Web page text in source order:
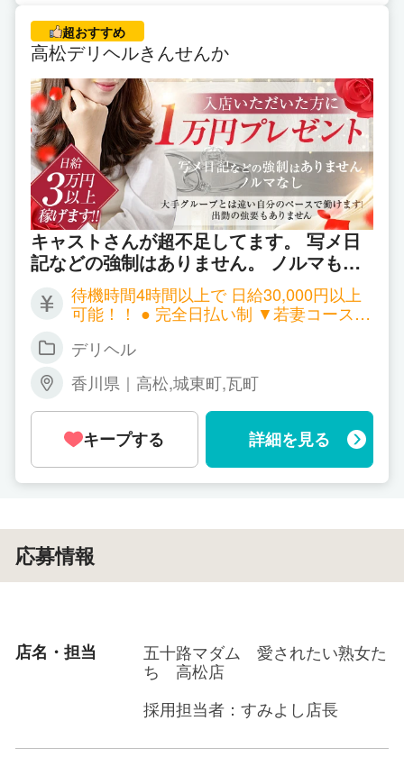
超おすすめ
高松デリヘルきんせんか
キャストさんが超不足してます。 写メ日
記などの強制はありません。 ノルマもあ
りません。 大手グループとは違い自分の
ペースで働けます。
待機時間4時間以上で 日給30,000円以上
可能！！ ● 完全日払い制 ▼若妻コース▼
分 14,000円 ▼熟妻コース▼ ・70分 6,00
▼豊妻コース▼ ・70分 5,000円 ・90分
9,000円 ・120分 11,000円 全コース共通
┗ リピ様の場合 上記金額に 本指名料1,1
00円 が プラスになります ┗オプション
料 全バック ┗雑費・引かれものなし
デリヘル
香川県｜高松,城東町,瓦町
キープする 詳細を見る
応募情報
店名・担当
五十路マダム 愛されたい熟女た
ち 高松店
採用担当者：すみよし店長